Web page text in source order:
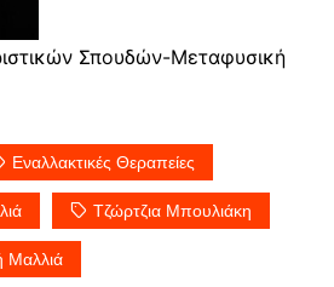
Σπουδών-Μεταφυσική
Εναλλακτικές Θεραπείες
Τζώρτζια Μπουλιάκη
Μαλλιά